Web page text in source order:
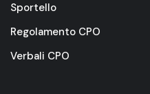
Sportello
Regolamento CPO
Verbali CPO